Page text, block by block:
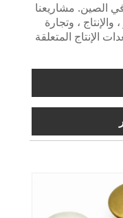
الصين. مشاريعنا
، وتجارة
الإنتاج المتعلقة